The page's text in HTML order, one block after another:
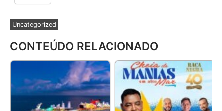
Uncategorized
CONTEÚDO RELACIONADO